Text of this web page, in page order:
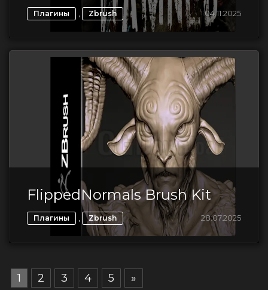
Плагины , Zbrush 04.11.2025
FlippedNormals Brush Kit
Плагины , Zbrush 28.07.2025
1 2 3 4 5 »